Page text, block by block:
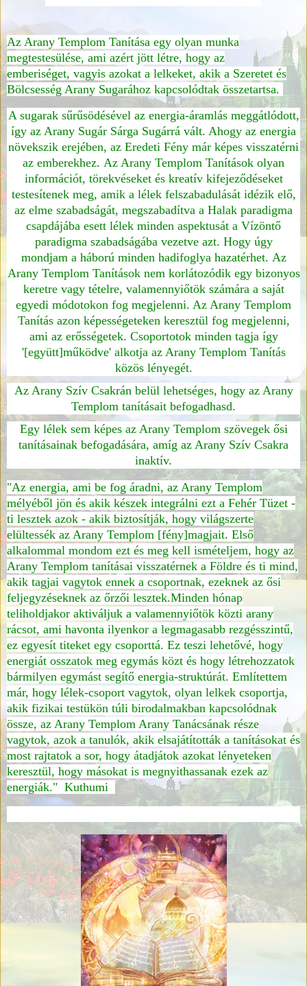
Az Arany Templom Tanítása egy olyan munka
megtestesülése, ami azért jött létre, hogy az
emberiséget, vagyis azokat a lelkeket, akik a Szeretet és
Bölcsesség Arany Sugarához kapcsolódtak összetartsa.
A sugarak sűrűsödésével az energia-áramlás meggátlódott,
így az Arany Sugár Sárga Sugárrá vált. Ahogy az energia
növekszik erejében, az Eredeti Fény már képes visszatérni
az emberekhez. Az Arany Templom Tanítások olyan
információt, törekvéseket és kreatív kifejeződéseket
testesítenek meg, amik a lélek felszabadulását idézik elő,
az elme szabadságát, megszabadítva a Halak paradigma
csapdájába esett lélek minden aspektusát a Vízöntő
paradigma szabadságába vezetve azt. Hogy úgy
mondjam a háború minden hadifoglya hazatérhet. Az
Arany Templom Tanítások nem korlátozódik egy bizonyos
keretre vagy tételre, valamennyiőtök számára a saját
egyedi módotokon fog megjelenni. Az Arany Templom
Tanítás azon képességeteken keresztül fog megjelenni,
ami az erősségetek. Csoportotok minden tagja így
'[együtt]működve' alkotja az Arany Templom Tanítás
közös lényegét.
Az Arany Szív Csakrán belül lehetséges, hogy az Arany
Templom tanításait befogadhasd.
Egy lélek sem képes az Arany Templom szövegek ősi
tanításainak befogadására, amíg az Arany Szív Csakra
inaktív.
"Az energia, ami be fog áradni, az Arany Templom
mélyéből jön és akik készek integrálni ezt a Fehér Tüzet -
ti lesztek azok - akik biztosítják, hogy világszerte
elültessék az Arany Templom [fény]magjait. Első
alkalommal mondom ezt és meg kell ismételjem, hogy az
Arany Templom tanításai visszatérnek a Földre és ti mind,
akik tagjai vagytok ennek a csoportnak, ezeknek az ősi
feljegyzéseknek az őrzői lesztek.Minden hónap
teliholdjakor aktiváljuk a valamennyiőtök közti arany
rácsot, ami havonta ilyenkor a legmagasabb rezgésszintű,
ez egyesít titeket egy csoporttá. Ez teszi lehetővé, hogy
energiát osszatok meg egymás közt és hogy létrehozzatok
bármilyen egymást segítő energia-struktúrát. Említettem
már, hogy lélek-csoport vagytok, olyan lelkek csoportja,
akik fizikai testükön túli birodalmakban kapcsolódnak
össze, az Arany Templom Arany Tanácsának része
vagytok, azok a tanulók, akik elsajátították a tanításokat és
most rajtatok a sor, hogy átadjátok azokat lényeteken
keresztül, hogy másokat is megnyithassanak ezek az
energiák." Kuthumi